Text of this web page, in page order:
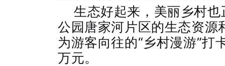
生态好起来，美丽乡村
公园唐家河片区的生态资源
为游客向往的“乡村漫游”
万元。